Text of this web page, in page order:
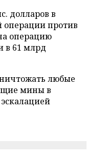
долларов в
операции против
операцию
в 61 млрд
любые
мины в